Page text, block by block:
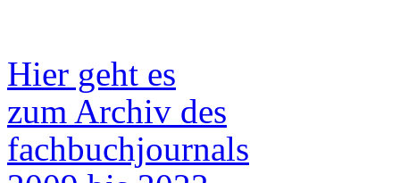
Hier geht es
zum Archiv des
fachbuchjournals